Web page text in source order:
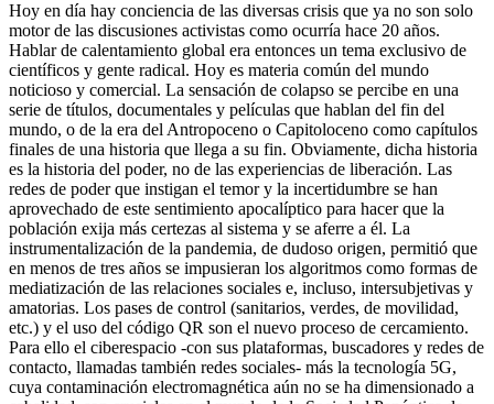
Hoy en día hay conciencia de las diversas crisis que ya no son solo
motor de las discusiones activistas como ocurría hace 20 años.
Hablar de calentamiento global era entonces un tema exclusivo de
científicos y gente radical. Hoy es materia común del mundo
noticioso y comercial. La sensación de colapso se percibe en una
serie de títulos, documentales y películas que hablan del fin del
mundo, o de la era del Antropoceno o Capitoloceno como capítulos
finales de una historia que llega a su fin. Obviamente, dicha historia
es la historia del poder, no de las experiencias de liberación. Las
redes de poder que instigan el temor y la incertidumbre se han
aprovechado de este sentimiento apocalíptico para hacer que la
población exija más certezas al sistema y se aferre a él. La
instrumentalización de la pandemia, de dudoso origen, permitió que
en menos de tres años se impusieran los algoritmos como formas de
mediatización de las relaciones sociales e, incluso, intersubjetivas y
amatorias. Los pases de control (sanitarios, verdes, de movilidad,
etc.) y el uso del código QR son el nuevo proceso de cercamiento.
Para ello el ciberespacio -con sus plataformas, buscadores y redes de
contacto, llamadas también redes sociales- más la tecnología 5G,
cuya contaminación electromagnética aún no se ha dimensionado a